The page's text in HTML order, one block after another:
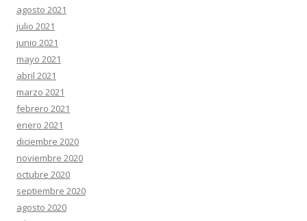
agosto 2021
julio 2021
junio 2021
mayo 2021
abril 2021
marzo 2021
febrero 2021
enero 2021
diciembre 2020
noviembre 2020
octubre 2020
septiembre 2020
agosto 2020